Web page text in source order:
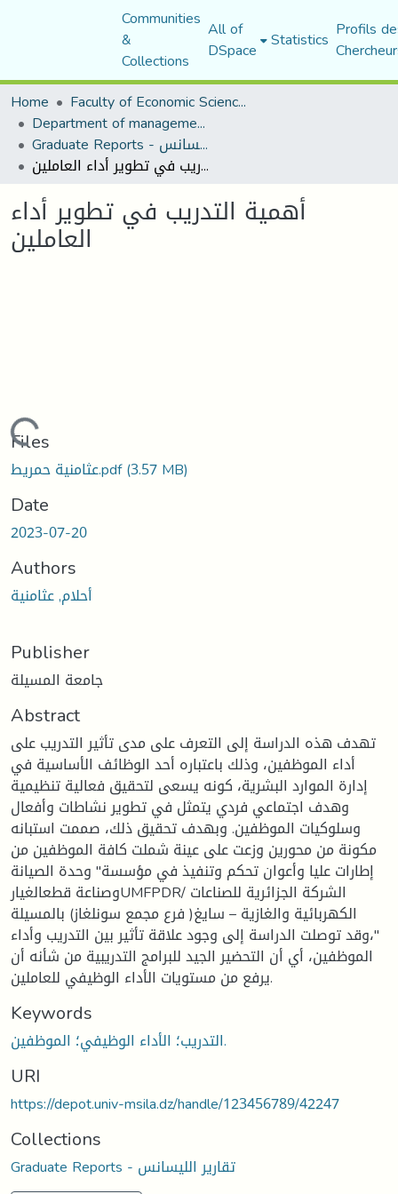
Communities
&
Collections
All of
DSpace Statistics Profils
Home
Faculty of Economic Sciences, Commerce and Management Sciences
Department of management sciences
Graduate Reports - تقارير الليسانس
أهمية التدريب في تطوير أداء العاملين
أهمية التدريب في تطوير أداء
العاملين
Loading...
Files
عثامنية حمريط.pdf(3.57 MB)
Date
2023-07-20
Authors
أحلام, عثامنية
Publisher
جامعة المسيلة
Abstract
تهدف هذه الدراسة إلى التعرف على مدى تأثير التدريب على
أداء الموظفين، وذلك باعتباره أحد الوظائف الأساسية في
إدارة الموارد البشرية، كونه يسعى لتحقيق فعالية تنظيمية
وهدف اجتماعي فردي يتمثل في تطوير نشاطات وأفعال
وسلوكيات الموظفين. وبهدف تحقيق ذلك، صممت استبانه
مكونة من محورين وزعت على عينة شملت كافة الموظفين من
إطارات عليا وأعوان تحكم وتنفيذ في مؤسسة" وحدة الصيانة
وصناعة قطعالغيارUMFPDR/ الشركة الجزائرية للصناعات
الكهربائية والغازية – سايغ( فرع مجمع سونلغاز) بالمسيلة
"،وقد توصلت الدراسة إلى وجود علاقة تأثير بين التدريب وأداء
الموظفين، أي أن التحضير الجيد للبرامج التدريبية من شأنه أن
يرفع من مستويات الأداء الوظيفي للعاملين.
Keywords
التدريب؛ الأداء الوظيفي؛ الموظفين.
URI
https://depot.univ-msila.dz/handle/123456789/42247
Collections
Graduate Reports - تقارير الليسانس